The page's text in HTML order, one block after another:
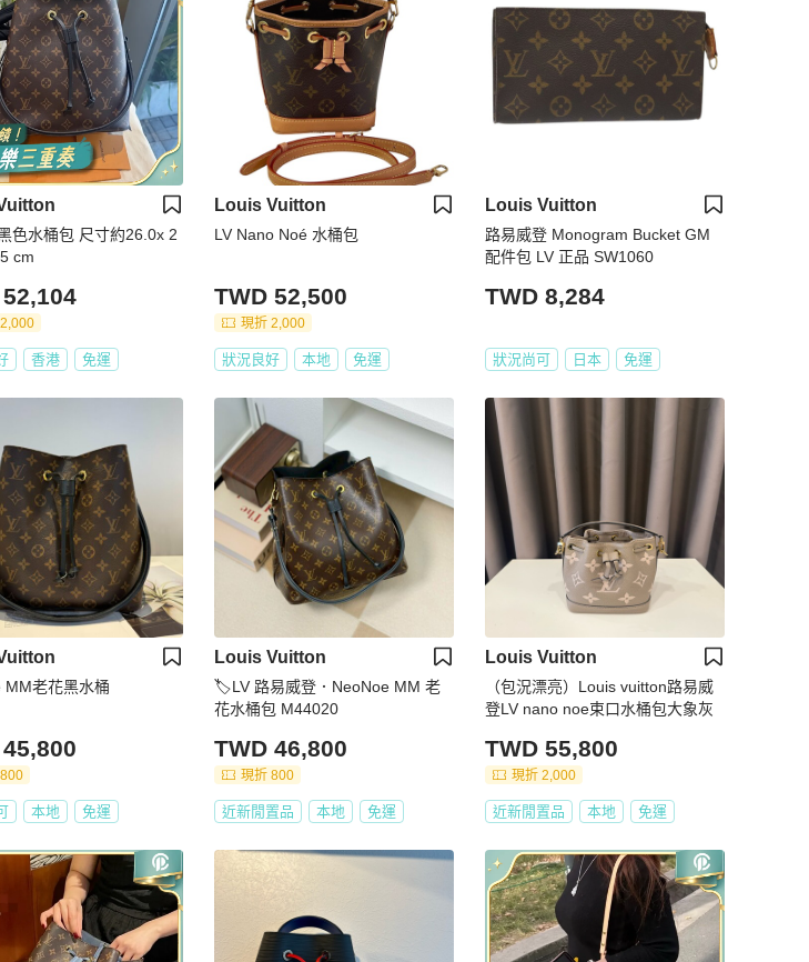
色水桶包 尺寸約26.0x 2
cm
香港 免運
Louis Vuitton
LV Nano Noé 水桶包
TWD 52,500
現折 2,000
狀況良好 本地 免運
Louis Vuitton
路易威登 Monogram Bucket GM
配件包 LV 正品 SW1060
TWD 8,284
狀況尚可 日本 免運
MM老花黑水桶
本地 免運
Louis Vuitton
🏷LV 路易威登．NeoNoe MM 老
花水桶包 M44020
TWD 46,800
現折 800
近新閒置品 本地 免運
Louis Vuitton
（包況漂亮）Louis vuitton路易威
登LV nano noe束口水桶包大象灰
TWD 55,800
現折 2,000
近新閒置品 本地 免運